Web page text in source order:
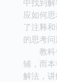
中找到
应如何
了注释
的思考问
教科书
辅，而
解法，